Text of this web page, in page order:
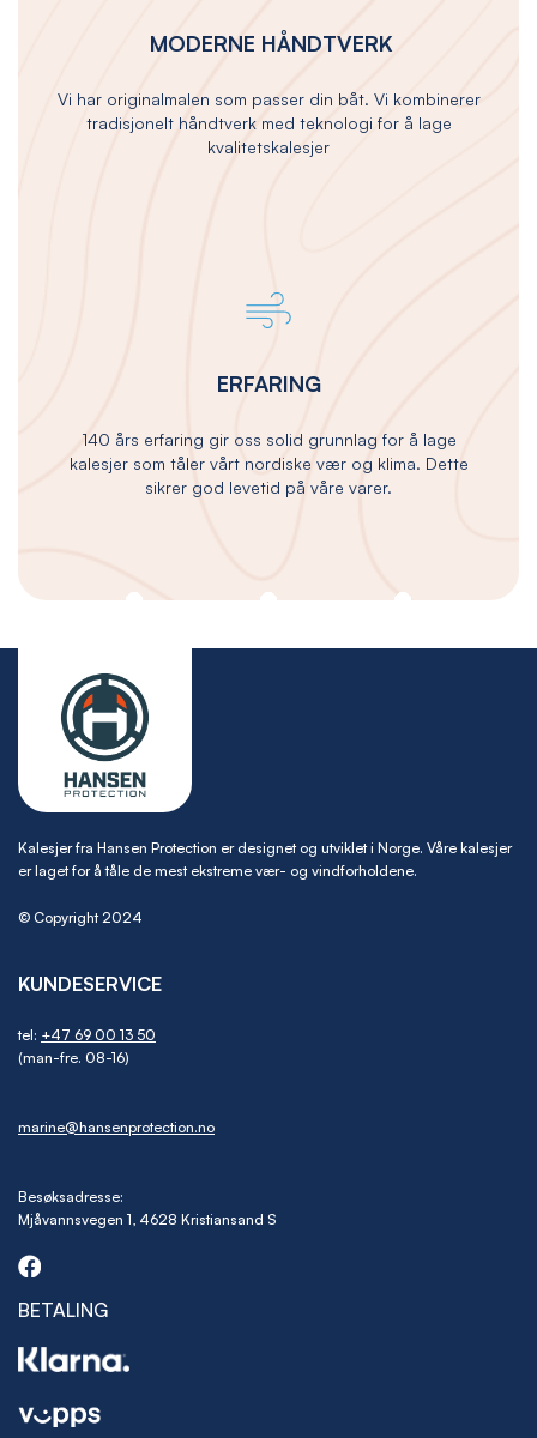
MODERNE HÅNDTVERK
Vi har originalmalen som passer din båt. Vi kombinerer
tradisjonelt håndtverk med teknologi for å lage
kvalitetskalesjer
ERFARING
140 års erfaring gir oss solid grunnlag for å lage
kalesjer som tåler vårt nordiske vær og klima. Dette
sikrer god levetid på våre varer.
Kalesjer fra Hansen Protection er designet og utviklet i Norge. Våre kalesjer
er laget for å tåle de mest ekstreme vær- og vindforholdene.
© Copyright 2024
KUNDESERVICE
tel: +47 69 00 13 50
(man-fre. 08-16)
marine@hansenprotection.no
Besøksadresse:
Mjåvannsvegen 1, 4628 Kristiansand S
BETALING